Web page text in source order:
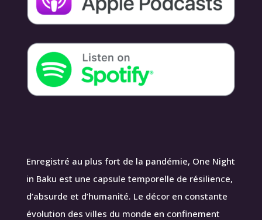
Enregistré au plus fort de la pandémie, One Night
in Baku est une capsule temporelle de résilience,
d’absurde et d’humanité. Le décor en constante
évolution des villes du monde en confinement